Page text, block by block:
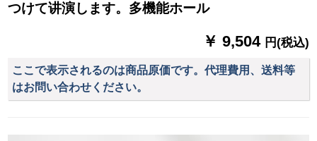
つけて讲演します。多機能ホール
￥ 9,504 円(税込)
ここで表示されるのは商品原価です。代理費用、送料等
はお問い合わせください。